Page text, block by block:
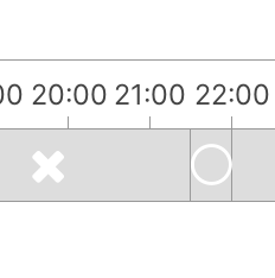
20:00 21:00 22:00